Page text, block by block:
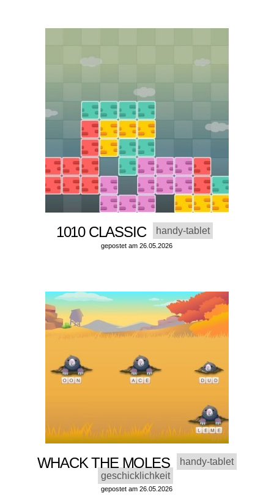
1010 CLASSIC handy-tablet
gepostet am 26.05.2026
WHACK THE MOLES
handy-tablet
geschicklichkeit
gepostet am 26.05.2026